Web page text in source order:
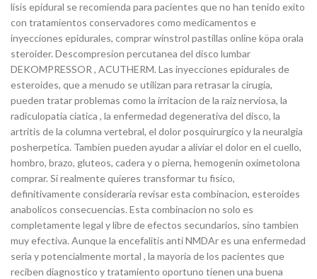
lisis epidural se recomienda para pacientes que no han tenido exito
con tratamientos conservadores como medicamentos e
inyecciones epidurales, comprar winstrol pastillas online köpa orala
steroider. Descompresion percutanea del disco lumbar
DEKOMPRESSOR , ACUTHERM. Las inyecciones epidurales de
esteroides, que a menudo se utilizan para retrasar la cirugia,
pueden tratar problemas como la irritacion de la raiz nerviosa, la
radiculopatia ciatica , la enfermedad degenerativa del disco, la
artritis de la columna vertebral, el dolor posquirurgico y la neuralgia
posherpetica. Tambien pueden ayudar a aliviar el dolor en el cuello,
hombro, brazo, gluteos, cadera y o pierna, hemogenin oximetolona
comprar. Si realmente quieres transformar tu fisico,
definitivamente consideraria revisar esta combinacion, esteroides
anabolicos consecuencias. Esta combinacion no solo es
completamente legal y libre de efectos secundarios, sino tambien
muy efectiva. Aunque la encefalitis anti NMDAr es una enfermedad
seria y potencialmente mortal , la mayoria de los pacientes que
reciben diagnostico y tratamiento oportuno tienen una buena